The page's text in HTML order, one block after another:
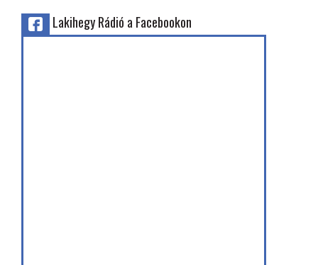
Lakihegy Rádió a Facebookon